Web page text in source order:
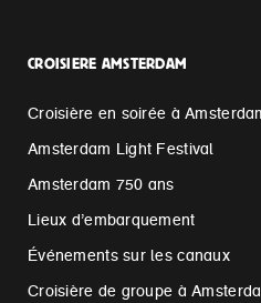
CROISIERE AMSTERDAM
Croisière en soirée à
Amsterdam Light Festival
Amsterdam 750 ans
Lieux d’embarquement
Événements sur les canaux
Croisière de groupe à